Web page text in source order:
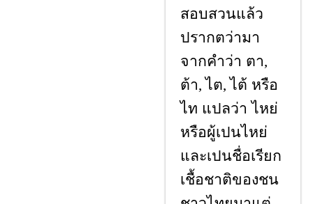
สอบสวนแล้ว
ปรากตว่ามา
จากคำว่า ตา,
ต้า,ไต,ไต้ หรือ
ไท แปลว่า ไหย่
หรือผู้เปนไหย่
และเปนชื่อเรียก
เชื้อชาติของชน